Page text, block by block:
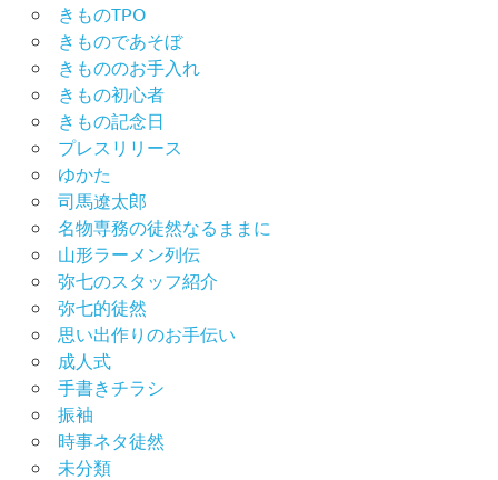
振
袖
タ
ル
袖
展
袖
撮
影
会
振
袖
選
び
男
きものTPO
きものであそぼ
きもののお手入れ
きもの初心者
きもの記念日
プレスリリース
ゆかた
司馬遼太郎
名物専務の徒然なるままに
山形ラーメン列伝
弥七のスタッフ紹介
弥七的徒然
思い出作りのお手伝い
成人式
手書きチラシ
振袖
時事ネタ徒然
未分類